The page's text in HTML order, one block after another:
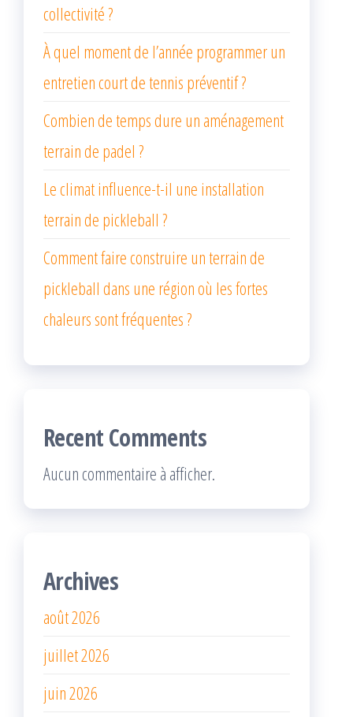
collectivité ?
À quel moment de l’année programmer un
entretien court de tennis préventif ?
Combien de temps dure un aménagement
terrain de padel ?
Le climat influence-t-il une installation
terrain de pickleball ?
Comment faire construire un terrain de
pickleball dans une région où les fortes
chaleurs sont fréquentes ?
Recent Comments
Aucun commentaire à afficher.
Archives
août 2026
juillet 2026
juin 2026